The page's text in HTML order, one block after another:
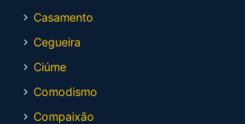
Casamento
Cegueira
Ciúme
Comodismo
Compaixão